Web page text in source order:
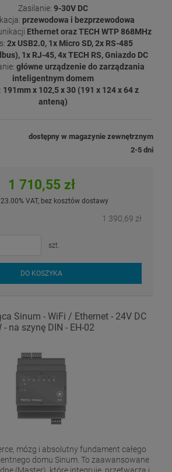
Zasilanie: 9-30V DC
przewodowa i bezprzewodowa
Ethernet oraz TECH WTP 868MHz
2x USB2.0, 1x Micro SD, 2x RS-485
1x RJ-45, 4x TECH RS, Gniazdo DC
główne urządzenie do zarządzania
inteligentnym domem
191mm x 102,5 x 30 (191 x 124 x 64 z
anteną)
dostępny w magazynie zewnętrznym
2-5 dni
1 710,55 zł
VAT, bez kosztów dostawy
1 390,69 zł
szt.
DO KOSZYKA
Sinum - WiFi / Ethernet - 24V DC
- na szynę DIN - EH-02
mózg i absolutny fundament całego
domu Sinum. To zaawansowane